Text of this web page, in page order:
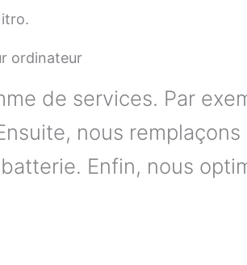
ordinateur
de services. Par
nous
Enfin, nous